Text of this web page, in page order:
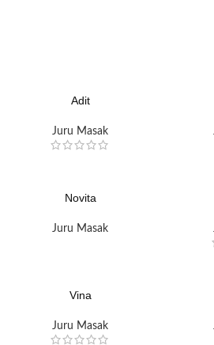
Adit
Juru Masak
Novita
Juru Masak
Vina
Juru Masak